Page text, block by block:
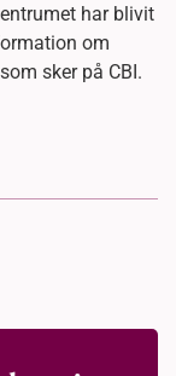
har blivit
om
sker på CBI.